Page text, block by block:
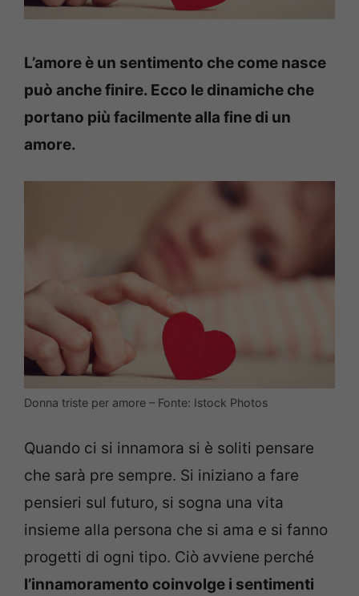
L’amore è un sentimento che come nasce
può anche finire. Ecco le dinamiche che
portano più facilmente alla fine di un
amore.
Donna triste per amore – Fonte: Istock Photos
Quando ci si innamora si è soliti pensare
che sarà pre sempre. Si iniziano a fare
pensieri sul futuro, si sogna una vita
insieme alla persona che si ama e si fanno
progetti di ogni tipo. Ciò avviene perché
l’innamoramento coinvolge i sentimenti